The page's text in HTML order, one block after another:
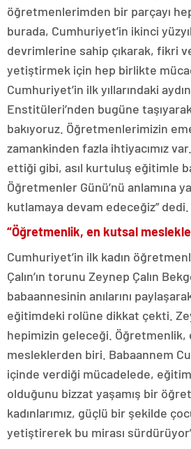
öğretmenlerimden bir parçayı
burada, Cumhuriyet’in ikinci
devrimlerine sahip çıkarak, fikri
yetiştirmek için hep birlikte
Cumhuriyet’in ilk yıllarındaki
Enstitüleri’nden bugüne
bakıyoruz. Öğretmenlerimizin
zamankinden fazla ihtiyacımız
ettiği gibi, asıl kurtuluş eğitimle
Öğretmenler Günü’nü anlamına
kutlamaya devam edeceğiz” dedi.
“Öğretmenlik, en kutsal
Cumhuriyet’in ilk kadın
Çalın’ın torunu Zeynep Çalın
babaannesinin anılarını
eğitimdeki rolüne dikkat çekti.
hepimizin geleceği. Öğretmenlik,
mesleklerden biri. Babaannem
içinde verdiği mücadelede,
olduğunu bizzat yaşamış bir
kadınlarımız, güçlü bir şekilde
yetiştirerek bu mirası